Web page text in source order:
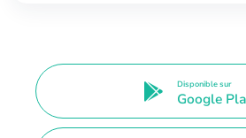
Disponible sur
Google